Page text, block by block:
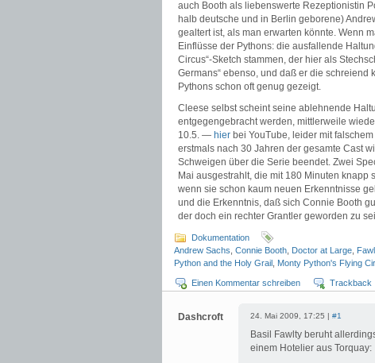
auch Booth als liebenswerte Rezeptionistin
halb deutsche und in Berlin geborene)
gealtert ist, als man erwarten könnte. Wenn
Einflüsse der Pythons: die ausfallende
Circus“-Sketch stammen, der hier als
Germans“ ebenso, und daß er die
Pythons schon oft genug gezeigt.
Cleese selbst scheint seine ablehnende
entgegengebracht werden, mittlerweile
10.5. — hier bei YouTube, leider mit
erstmals nach 30 Jahren der gesamte Cast
Schweigen über die Serie beendet. Zwei
Mai ausgestrahlt, die mit 180 Minuten knapp
wenn sie schon kaum neuen Erkenntnisse
und die Erkenntnis, daß sich Connie Booth
der doch ein rechter Grantler geworden zu
Dokumentation
Andrew Sachs Connie Booth Doctor at Large
Python and the Holy Grail Monty Python's Flying
Einen Kommentar schreiben Trackback
Dashcroft 24. Mai 2009, 17:25 | #1
Basil Fawlty beruht
einem Hotelier aus Torquay: